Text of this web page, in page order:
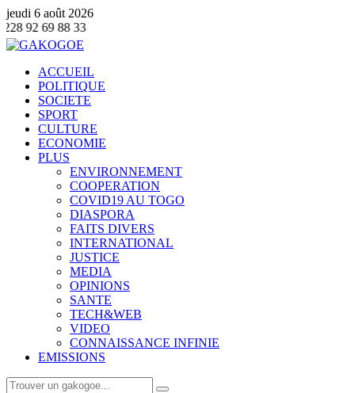
jeudi 6 août 2026
ACCUEIL
POLITIQUE
SOCIETE
SPORT
CULTURE
ECONOMIE
PLUS
ENVIRONNEMENT
COOPERATION
COVID19 AU TOGO
DIASPORA
FAITS DIVERS
INTERNATIONAL
JUSTICE
MEDIA
OPINIONS
SANTE
TECH&WEB
VIDEO
CONNAISSANCE INFINIE
EMISSIONS